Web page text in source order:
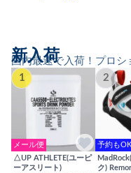
国内最速で入荷！プロシ
新入荷
1
メール便
△UP ATHLETE(ユーピ
ーアスリート)
2
予約もOK
ク)